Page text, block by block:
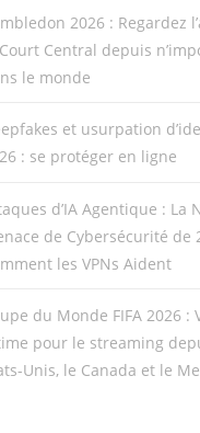
2026 : Regardez
Central depuis
le monde
et usurpation
: se protéger en ligne
d’IA Agentique : La
de Cybersécurité de
les VPNs Aident
du Monde FIFA 2026 :
pour le streaming
Unis, le Canada et le